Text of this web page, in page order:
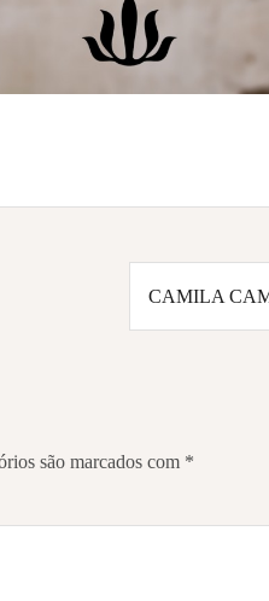
CAMILA
são marcados com *